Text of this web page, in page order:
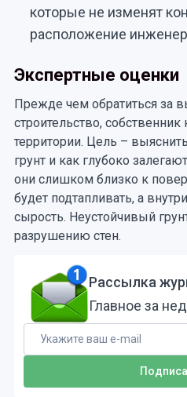
которые не изменят
расположение
Экспертные оценки
Прежде чем обратиться за
строительство, собственник
территории. Цель –
грунт и как глубоко
они слишком близко к
будет подтапливать, а
сырость. Неустойчивый
разрушению стен.
Рассылка
Главное за